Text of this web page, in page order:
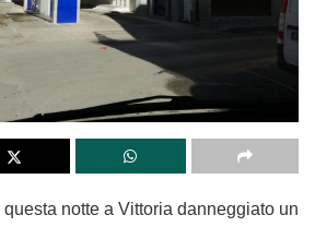
questa notte a Vittoria danneggiato un